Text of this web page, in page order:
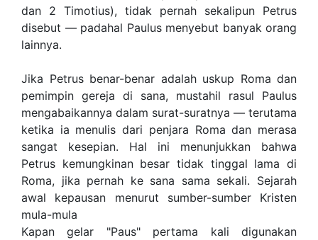
dan 2 Timotius), tidak pernah sekalipun Petrus
disebut — padahal Paulus menyebut banyak orang
lainnya.
Jika Petrus benar-benar adalah uskup Roma dan
pemimpin gereja di sana, mustahil rasul Paulus
mengabaikannya dalam surat-suratnya — terutama
ketika ia menulis dari penjara Roma dan merasa
sangat kesepian. Hal ini menunjukkan bahwa
Petrus kemungkinan besar tidak tinggal lama di
Roma, jika pernah ke sana sama sekali. Sejarah
awal kepausan menurut sumber-sumber Kristen
mula-mula
Kapan gelar "Paus" pertama kali digunakan